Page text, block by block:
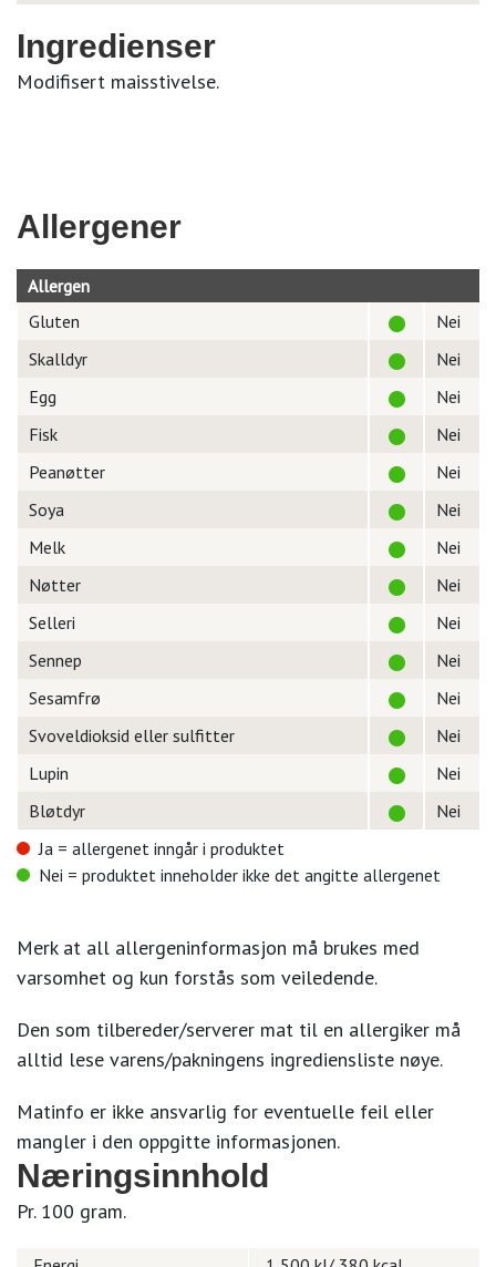
Ingredienser
Modifisert maisstivelse.
Allergener
Allergen
Gluten
Nei
Skalldyr
Nei
Egg
Nei
Fisk
Nei
Peanøtter
Nei
Soya
Nei
Melk
Nei
Nøtter
Nei
Selleri
Nei
Sennep
Nei
Sesamfrø
Nei
Svoveldioksid eller sulfitter
Nei
Lupin
Nei
Bløtdyr
Nei
Ja = allergenet inngår i produktet
Nei = produktet inneholder ikke det angitte allergenet
Merk at all allergeninformasjon må brukes med
varsomhet og kun forstås som veiledende.
Den som tilbereder/serverer mat til en allergiker må
alltid lese varens/pakningens ingrediensliste nøye.
Matinfo er ikke ansvarlig for eventuelle feil eller
mangler i den oppgitte informasjonen.
Næringsinnhold
Pr. 100 gram.